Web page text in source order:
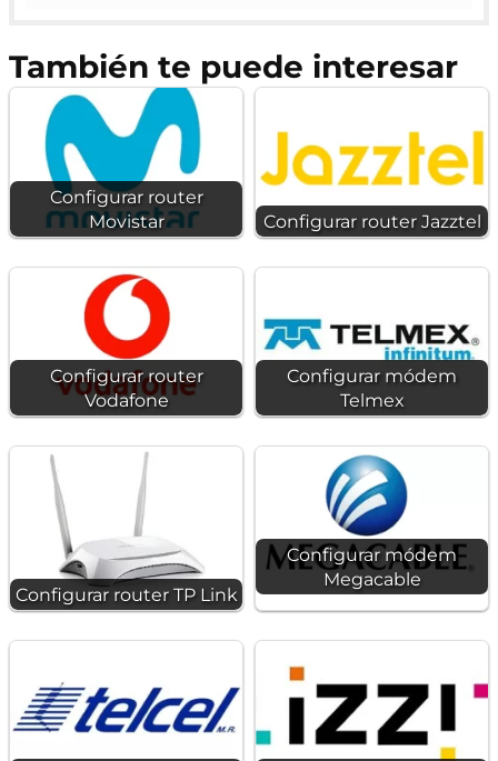
También te puede interesar
Configurar router
Movistar
Configurar router Jazztel
Configurar router
Vodafone
Configurar módem
Telmex
Configurar router TP Link
Configurar módem
Megacable